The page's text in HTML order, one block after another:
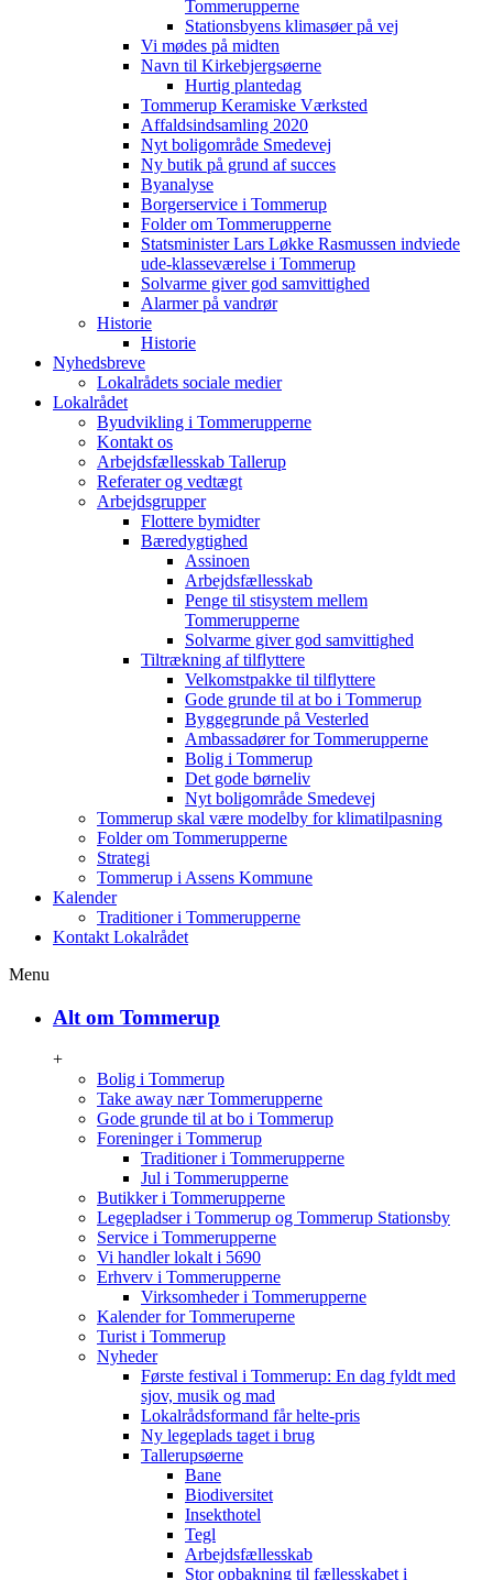
Tommerupperne
Stationsbyens klimasøer på vej
Vi mødes på midten
Navn til Kirkebjergsøerne
Hurtig plantedag
Tommerup Keramiske Værksted
Affaldsindsamling 2020
Nyt boligområde Smedevej
Ny butik på grund af succes
Byanalyse
Borgerservice i Tommerup
Folder om Tommerupperne
Statsminister Lars Løkke Rasmussen indviede
ude-klasseværelse i Tommerup
Solvarme giver god samvittighed
Alarmer på vandrør
Historie
Historie
Nyhedsbreve
Lokalrådets sociale medier
Lokalrådet
Byudvikling i Tommerupperne
Kontakt os
Arbejdsfællesskab Tallerup
Referater og vedtægt
Arbejdsgrupper
Flottere bymidter
Bæredygtighed
Assinoen
Arbejdsfællesskab
Penge til stisystem mellem
Tommerupperne
Solvarme giver god samvittighed
Tiltrækning af tilflyttere
Velkomstpakke til tilflyttere
Gode grunde til at bo i Tommerup
Byggegrunde på Vesterled
Ambassadører for Tommerupperne
Bolig i Tommerup
Det gode børneliv
Nyt boligområde Smedevej
Tommerup skal være modelby for klimatilpasning
Folder om Tommerupperne
Strategi
Tommerup i Assens Kommune
Kalender
Traditioner i Tommerupperne
Kontakt Lokalrådet
Menu
Alt om Tommerup
+
Bolig i Tommerup
Take away nær Tommerupperne
Gode grunde til at bo i Tommerup
Foreninger i Tommerup
Traditioner i Tommerupperne
Jul i Tommerupperne
Butikker i Tommerupperne
Legepladser i Tommerup og Tommerup Stationsby
Service i Tommerupperne
Vi handler lokalt i 5690
Erhverv i Tommerupperne
Virksomheder i Tommerupperne
Kalender for Tommeruperne
Turist i Tommerup
Nyheder
Første festival i Tommerup: En dag fyldt med
sjov, musik og mad
Lokalrådsformand får helte-pris
Ny legeplads taget i brug
Tallerupsøerne
Bane
Biodiversitet
Insekthotel
Tegl
Arbejdsfællesskab
Stor opbakning til fællesskabet i